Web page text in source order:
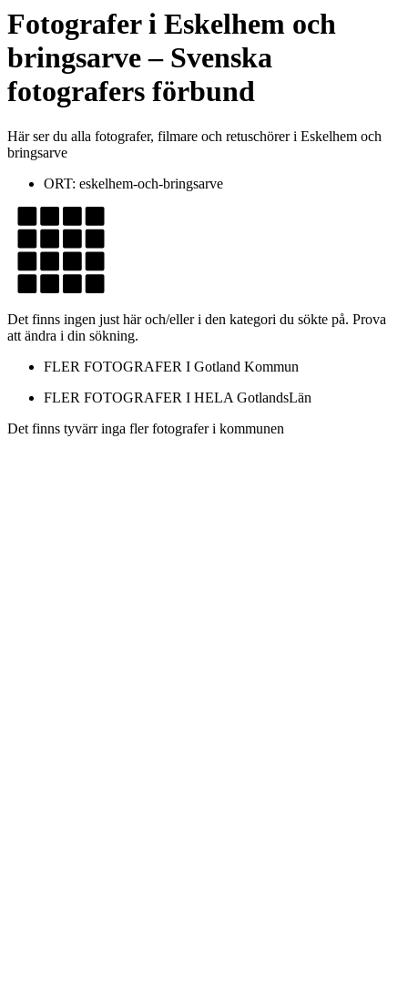
Fotograferi Eskelhem och
bringsarve– Svenska
fotografers förbund
Här ser du alla fotografer, filmare och retuschörer i Eskelhem och
bringsarve
ORT: eskelhem-och-bringsarve
Det finns ingen just här och/eller i den kategori du sökte på. Prova
att ändra i din sökning.
FLER FOTOGRAFER I Gotland Kommun
FLER FOTOGRAFER I HELA GotlandsLän
Det finns tyvärr inga fler fotografer i kommunen